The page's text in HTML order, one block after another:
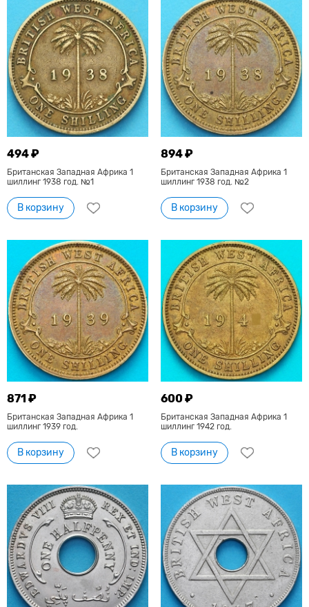
494 ₽
Британская Западная Африка 1
шиллинг 1938 год. №1
В корзину
894 ₽
Британская Западная Африка 1
шиллинг 1938 год. №2
В корзину
871 ₽
Британская Западная Африка 1
шиллинг 1939 год.
В корзину
600 ₽
Британская Западная Африка 1
шиллинг 1942 год.
В корзину